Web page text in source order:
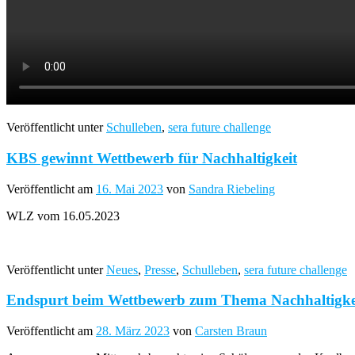
Veröffentlicht unter Schulleben, sera future challenge
KBS gewinnt Wettbewerb für Nachhaltigkeit
Veröffentlicht am 16. Mai 2023 von Sandra Riebeling
WLZ vom 16.05.2023
Veröffentlicht unter Neues, Presse, Schulleben, sera future challenge
Endspurt beim Wettbewerb zum Thema
Veröffentlicht am 28. März 2023 von Carsten Braun